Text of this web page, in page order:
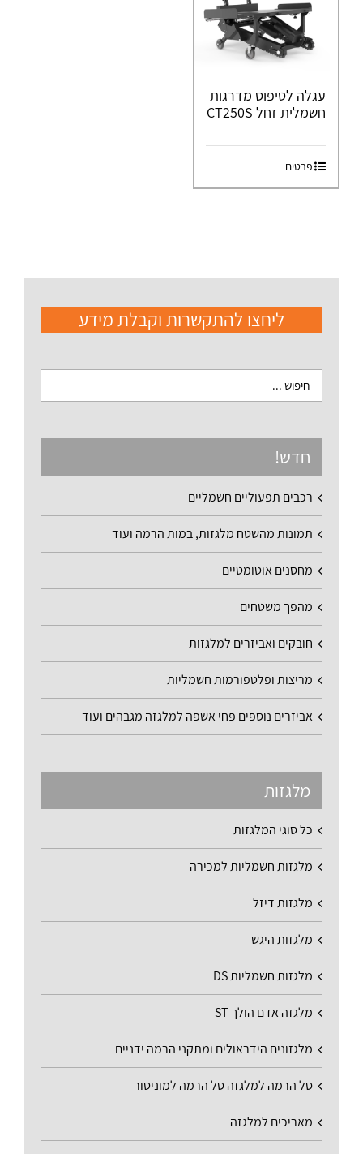
עגלה לטיפוס מדרגות
חשמלית זחל CT250S
פרטים
ליחצו להתקשרות וקבלת מידע
חדש!
רכבים תפעוליים חשמליים
תמונות מהשטח מלגזות, במות הרמה ועוד
מחסנים אוטומטיים
מהפך משטחים
חובקים ואביזרים למלגזות
מריצות ופלטפורמות חשמליות
אביזרים נוספים פחי אשפה למלגזה מגבהים ועוד
מלגזות
כל סוגי המלגזות
מלגזות חשמליות למכירה
מלגזות דיזל
מלגזות היגש
מלגזות חשמליות DS
מלגזה אדם הולך ST
מלגזונים הידראולים ומתקני הרמה ידניים
סל הרמה למלגזה סל הרמה למוניטור
מאריכים למלגזה